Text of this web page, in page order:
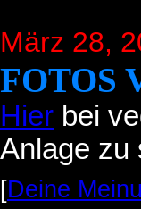
März 28,
FOTOS
Hier bei
Anlage zu
[Deine